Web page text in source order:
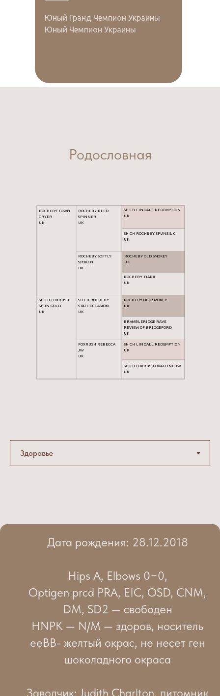
Юный Гранд Чемпион Украины
Юный Чемпион Украины
Родословная
ROCHEBY OLD SMOKEY
UK
ROCHEBY TOWN
CRYER
UK
SH CH FOXRUSH
SPUN GOLD
UK
ROCHEBY REED
SPINNER
UK
ROCHEBY SOFTLY
SPOKEN
UK
SH CH ROCHEBY
STATE OCCASION
UK
FOXRUSH REBECCA
JW
UK
SH CH LINDALL REDEMPTION
UK
SH CH ROCHEBY SPUNSILK
UK
ROCHEBY TIARA
UK
ROCHEBY OLD SMOKEY
UK
BRAMBLERIDGE RAVE
REVIEW OF BRIDGEFORD
UK
SH CH LINDALL REDEMPTION
UK
SH CH FOXRUSH OVALTINE JW
UK
Дата рождения: 28.12.2018
Hips A, Elbows 0−0,
Optigen prcd PRA, EIC, OSD, CNM,
DM, SD2 — свободен
HNPK — N/M — здоров, носитель
ееВВ- желтый окрас, не несет ген
шоколадного окраса
Заводчик: Judith Charlton, питомник